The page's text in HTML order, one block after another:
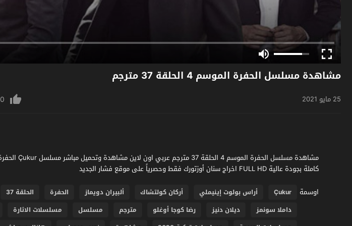
مشاهدة مسلسل الحفرة الموسم 4 الحلقة 37 مترجم
25 مايو 2021 0
كاملة بجودة عالية FULL HD اخراج سنان أوزتورك فقط وحصرياً على موقع فشار الجديد
اوسمة
Çukur أراس بولوت إينيملي أركان كولتشاك ألبيران دويماز الحفرة الحلقة 37
داملا سونمز
ديلان دنيز رضا كوجا أوغلو مترجم مسلسل مسلسلات الاثارة